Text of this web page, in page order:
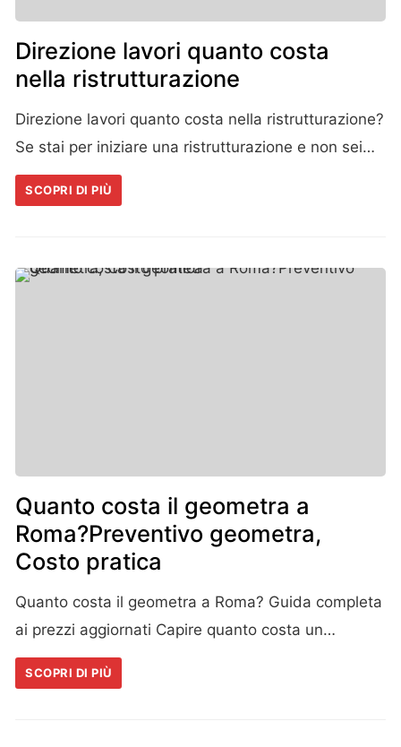
Direzione lavori quanto costa
nella ristrutturazione
Direzione lavori quanto costa nella ristrutturazione?
Se stai per iniziare una ristrutturazione e non sei…
SCOPRI DI PIÙ
Quanto costa il geometra a
Roma?Preventivo geometra,
Costo pratica
Quanto costa il geometra a Roma? Guida completa
ai prezzi aggiornati Capire quanto costa un…
SCOPRI DI PIÙ